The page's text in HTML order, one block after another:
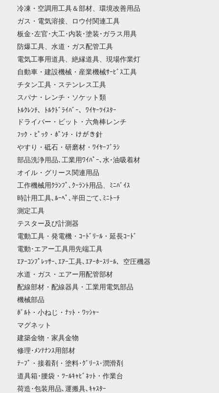
冷凍・空調用工具＆部材、環境改善用品
ガス・電気溶接、ロウ付関連工具
板金･左官･大工･内装･塗装･ガラス用具
防爆工具、水道・ガス配管工具
電気工事用道具、絶縁道具、現場作業灯
自動車・建設機械・産業機械ｻｰﾋﾞｽ工具
チタン工具・ステンレス工具
スパナ・レンチ・ソケット類
ﾄﾙｸﾚﾝﾁ、ﾄﾙｸﾄﾞﾗｲﾊﾞｰ、ﾜｲﾔｰﾂｲｽﾀｰ
ドライバー・ビット・六角棒レンチ
ﾌｯｸ・ﾋﾟｯｸ・ﾎﾟﾝﾁ・けがき針
やすり・砥石・研磨材・ﾜｲﾔｰﾌﾞﾗｼ
部品洗浄用品､工業用ﾜｲﾊﾟｰ､水･油吸着材
オイル・グリース関連用品
工作機械用ｸﾗﾝﾌﾟ､ｸｰﾗﾝﾄ用品、ﾐﾆﾊﾞｲｽ
時計用工具､ﾙｰﾍﾟ､半田ごて､ﾐﾆﾄｰﾁ
測定工具
テスター及び計測器
電動工具・発電機・ｺｰﾄﾞﾘｰﾙ・延長ｺｰﾄﾞ
電動･エアー工具用先端工具
ｴｱｰｺﾝﾌﾟﾚｯｻｰ､ｴｱｰ工具､ｴｱｰﾎｰｽﾘｰﾙ、空圧機器
水道・ガス・エアー用配管部材
配線部材・配線器具・工業用電気部品
機械部品
ﾎﾞﾙﾄ・小ねじ・ﾅｯﾄ・ﾜｯｼｬｰ
マグネット
建築金物・家具金物
修理･ﾒﾝﾃﾅﾝｽ用部材
ﾃｰﾌﾟ・接着剤・塗料･ｸﾞﾘｰｽ･潤滑剤
道具箱･腰袋・ﾂｰﾙｷｬﾋﾞﾈｯﾄ・作業台
荷造･包装用品､運搬具､ｷｬｽﾀｰ